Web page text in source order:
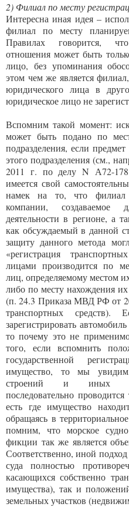
2) Филиал по месту
Интересна иная идея –
филиал по месту
Правилах говорится,
отношения может быть
лицо, без упоминания
этом чем же является
юридического лица в
юридическое лицо не
Вспомним такой момент:
может быть подано по
подразделения, если
этого подразделения (см.,
2011 г. по делу N А72-
имеется свой
намек на то, что филиал
компании, создаваемое
деятельности в регионе, а
как обсуждаемый в данной
защиту данного метода
«регистрация
лицами производится по
лиц, определяемому местом
либо по месту нахождения
(п. 24.3 Приказа МВД РФ от
транспортных средств).
зарегистрировать
то почему это не
того, если вспомнить
государственной
имущество, то мы
строений и иных
последовательно
есть где имущество
обращаясь в
помним, что морское
фикции так же является
Соответственно, иной
суда полностью
касающихся собственно
имущества), так и
земельных участков